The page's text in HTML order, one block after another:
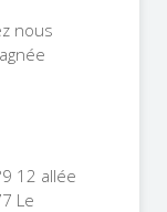
nous
12 allée
Le